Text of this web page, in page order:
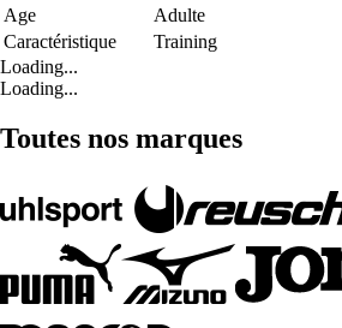
Age
Adulte
Caractéristique
Training
Loading...
Loading...
Toutes nos marques